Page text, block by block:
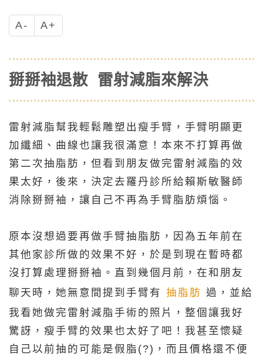
A- A+
掰掰袖退散 雷射減脂來解決
雷射減脂幫我輕鬆雕塑出瘦手臂，手臂明顯更
加纖細、曲線也讓我很滿意！本來不打算再做
第二次抽脂肪，但看到朋友做完雷射減脂的效
果太好，後來，決定去羅丹診所給賴斯敏醫師
消除掰掰袖，讓自己不再為手臂脂肪煩惱。
原本沒想過要再做手臂抽脂肪，因為五年前在
其他家診所做的效果不好，於是到現在暫時都
沒打算處理掰掰袖。直到幾個月前，在和朋友
聊天時，她無意間提到手臂有 抽脂肪 過，並給
我看她做完雷射減脂手術的照片，整個讓我好
驚訝，瘦手臂的效果也太好了吧！我甚至懷疑
自己以前抽的可能是假脂(?)，而且價格還不便